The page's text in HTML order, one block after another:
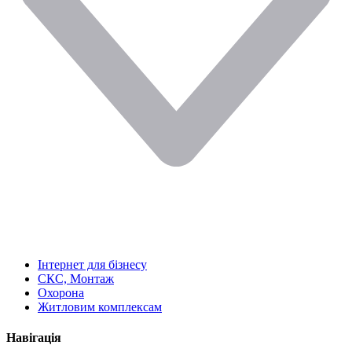
Інтернет для бізнесу
СКС, Монтаж
Охорона
Житловим комплексам
Навігація